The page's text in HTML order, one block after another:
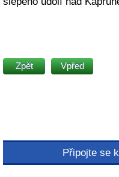
Zpět Vpřed
Připojte se